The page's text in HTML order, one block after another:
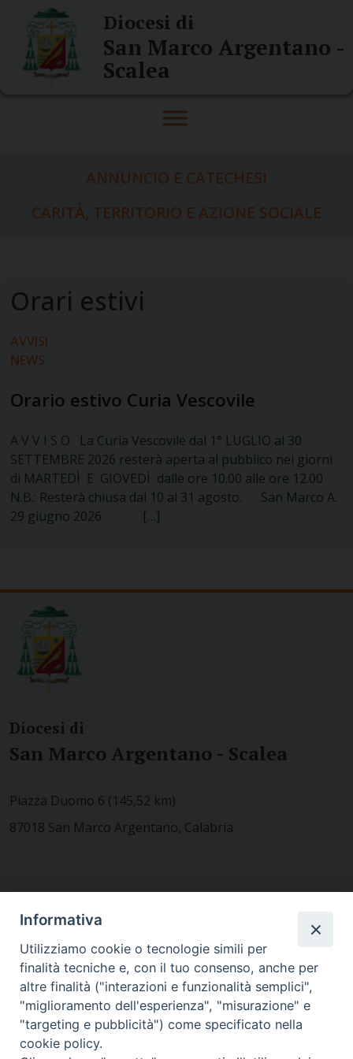
content
Diocesi di
San Marco Argentano -
Scalea
ANNUNCIO E CATECHESI
CARITÀ, TERRITORIO E AZIONE SOCIALE
AVVISI
NEWS
Orario estivo Curia Vescovile
A V V I S O La Curia Vescovile dal 1° LUGLIO al 30
SETTEMBRE 2026 resterà aperta al pubblico nei giorni
di MARTEDÌ E GIOVEDÌ dalle ore 10.00 alle ore 12.00
N.B.: Resterà chiusa dal 10 al 31 agosto. San Marco A.
29 giugno 2026 […]
Diocesi di
San Marco Argentano - Scalea
Piazza Duomo 6 (145,52 km)
87018 San Marco Argentano, Calabria
MODULISTICA
WEBMAIL
Informativa
Utilizziamo cookie o tecnologie simili per
finalità tecniche e, con il tuo consenso, anche per
altre finalità ("interazioni e funzionalità semplici",
"miglioramento dell'esperienza", "misurazione" e
"targeting e pubblicità") come specificato nella
cookie policy.